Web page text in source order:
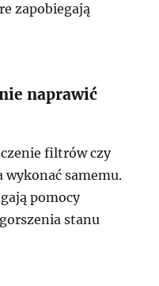
zapobiegają
naprawić
filtrów czy
wykonać samemu.
pomocy
stanu